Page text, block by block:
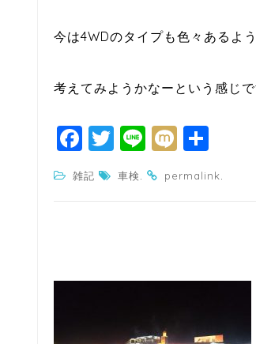
今は4WDのタイプも色々あるよ
考えてみようかなーという感じ
F
a
c
o
T
w
itt
Li
n
e
M
ixi 有
雑記 車検. permalink.